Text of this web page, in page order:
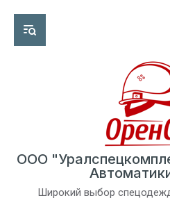
ООО
Широкий выбор